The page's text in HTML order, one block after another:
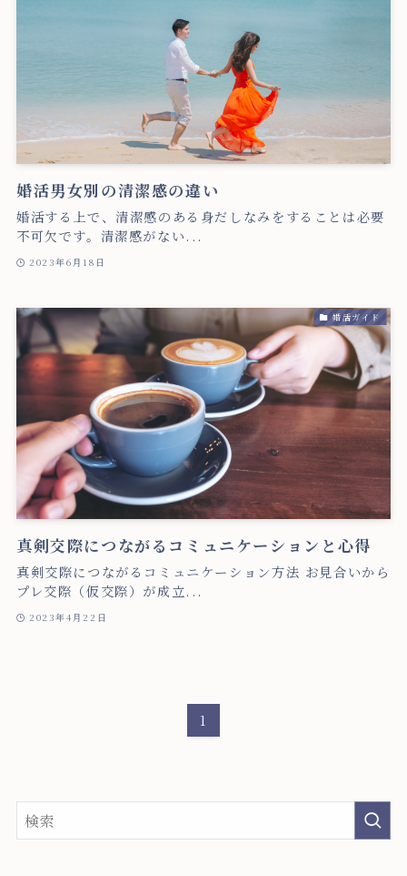
婚活男女別の清潔感の違い
婚活する上で、清潔感のある身だしなみをすることは必要
不可欠です。清潔感がない...
2023年6月18日
婚活ガイド
真剣交際につながるコミュニケーションと心得
真剣交際につながるコミュニケーション方法 お見合いから
プレ交際（仮交際）が成立...
2023年4月22日
1